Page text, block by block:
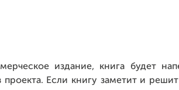
издание, книга будет
проекта. Если книгу заметит и